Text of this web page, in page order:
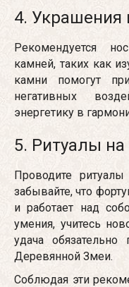
4. Украшения
Рекомендуется
камней, таких как
камни помогут
негативных
энергетику в
5. Ритуалы
Проводите
забывайте, что
и работает над
умения, учитесь
удача
Деревянной Змеи.
Соблюдая эти